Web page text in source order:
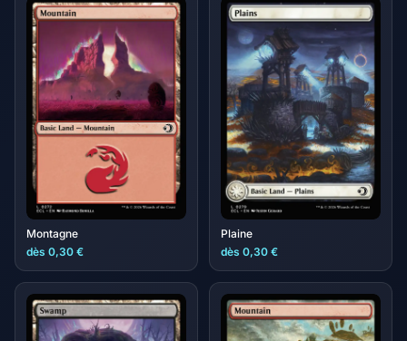
Montagne
dès 0,30 €
Plaine
dès 0,30 €